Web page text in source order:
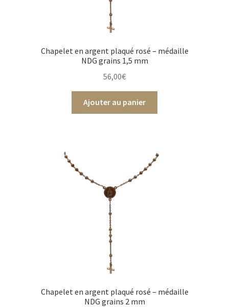
Chapelet en argent plaqué rosé – médaille
NDG grains 1,5 mm
56,00€
Ajouter au panier
Chapelet en argent plaqué rosé – médaille
NDG grains 2 mm